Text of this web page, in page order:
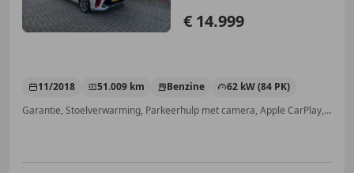
€ 14.999
11/2018 51.009 km Benzine
62 kW (84 PK)
Garantie, Stoelverwarming, Parkeerhulp met camera, Apple CarPlay, Sportstoelen, Automatische klimaatregeling, Cruise control, Met onderhoudshistorie